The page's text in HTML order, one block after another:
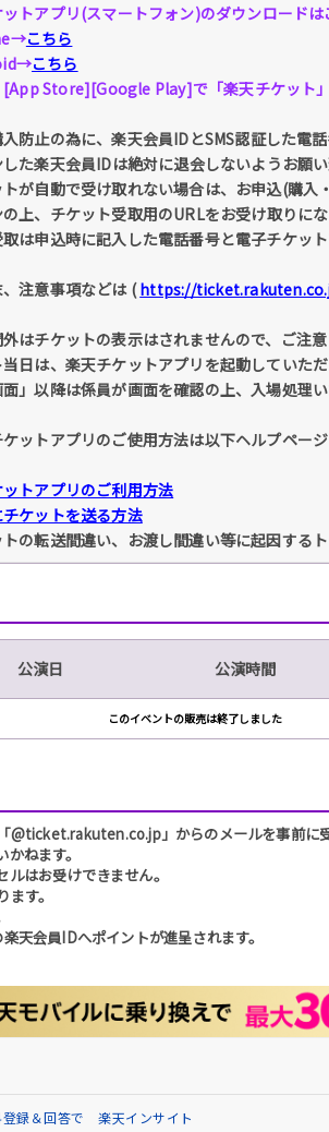
トアプリ(スマートフォン)のダウンロードは
こちら
こちら
[App Store][Google Play]で「楽天チケット」
防止の為に、楽天会員IDとSMS認証した電
た楽天会員IDは絶対に退会しないようお願い
が自動で受け取れない場合は、お申込(購入
上、チケット受取用のURLをお受け取りに
は申込時に記入した電話番号と電子チケッ
注意事項などは (https://
はチケットの表示はされませんので、ご注意
日は、楽天チケットアプリを起動していた
面」以降は係員が画面を確認の上、入場処理い
ットアプリのご使用方法は以下ヘルプペー
トアプリのご利用方法
ケットを送る方法
の転送間違い、お渡し間違い等に起因する
公演日 公演時間
このイベントの販売は終了しました
」からのメールを事前に
ねます。
はお受けできません。
す。
天会員IDへポイントが進呈されます。
登録＆回答で 楽天インサイト